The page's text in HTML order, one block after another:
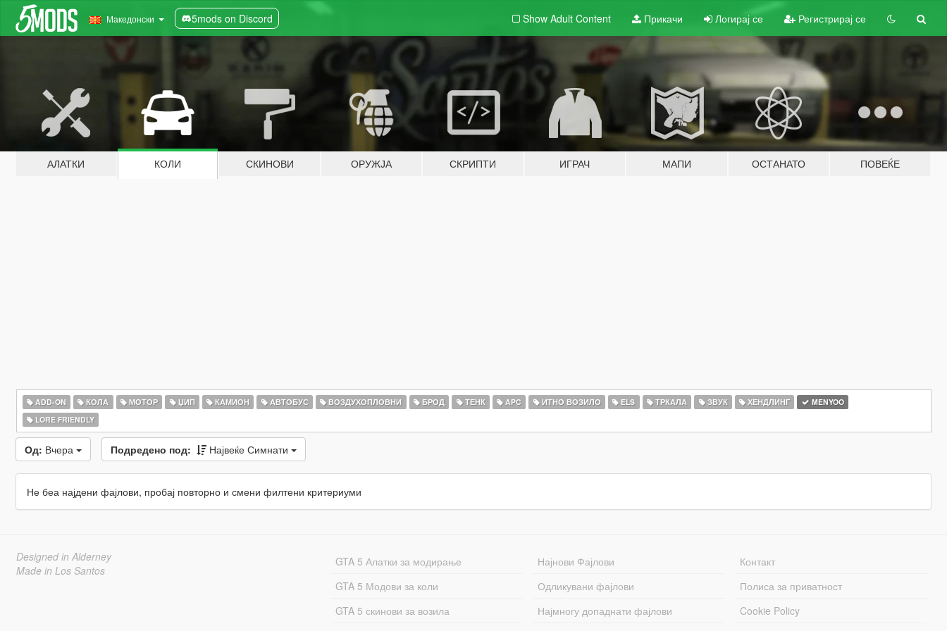
Македонски 5mods on Discord Show Adult Content Прикачи Логирај се Регистрирај се
АЛАТКИ КОЛИ СКИНОВИ ОРУЖЈА СКРИПТИ ИГРАЧ МАПИ ОСТАНАТО ПОВЕЌЕ
ADD-ON КОЛА МОТОР ЏИП КАМИОН АВТОБУС ВОЗДУХОПЛОВНИ БРОД ТЕНК APC ИТНО ВОЗИЛО ELS ТРКАЛА ЗВУК ХЕНДЛИНГ
MENYOO
LORE FRIENDLY
Од: Вчера Подредено под: Највеќе Симнати
Не беа најдени фајлови, пробај повторно и смени филтени критериуми
Designed in Alderney
Made in Los Santos
GTA 5 Алатки за модирање
GTA 5 Модови за коли
GTA 5 скинови за возила
Најнови Фајлови
Одликувани фајлови
Најмногу допаднати фајлови
Контакт
Полиса за приватност
Cookie Policy